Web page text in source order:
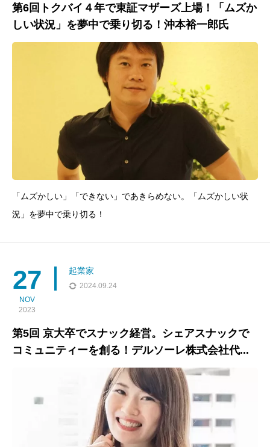
第6回トクバイ４年で東証マザーズ上場！「ムズか
しい状況」を夢中で乗り切る！沖本裕一郎氏
「ムズかしい」「できない」であきらめない。「ムズかしい状
況」を夢中で乗り切る！
27
NOV
2023
起業家
2024.09.24
第5回 京大卒でスナック経営。シェアスナックで
コミュニティーを創る！デルソーレ株式会社代...